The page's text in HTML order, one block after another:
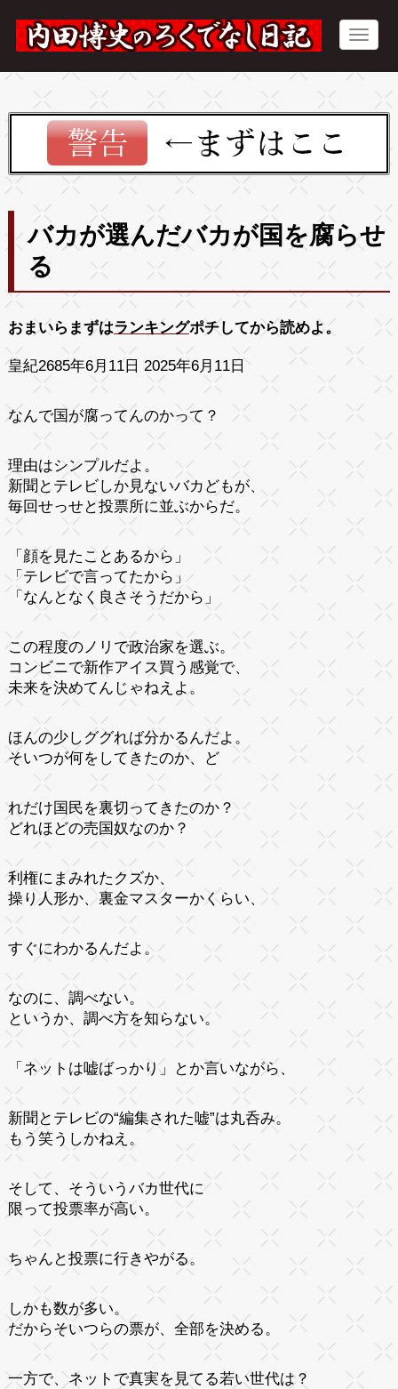
バカが選んだバカが国を腐らせ
る
おまいらまずはランキングポチしてから読めよ。
皇紀2685年6月11日 2025年6月11日
なんで国が腐ってんのかって？
理由はシンプルだよ。
新聞とテレビしか見ないバカどもが、
毎回せっせと投票所に並ぶからだ。
「顔を見たことあるから」
「テレビで言ってたから」
「なんとなく良さそうだから」
この程度のノリで政治家を選ぶ。
コンビニで新作アイス買う感覚で、
未来を決めてんじゃねえよ。
ほんの少しググれば分かるんだよ。
そいつが何をしてきたのか、ど
れだけ国民を裏切ってきたのか？
どれほどの売国奴なのか？
利権にまみれたクズか、
操り人形か、裏金マスターかくらい、
すぐにわかるんだよ。
なのに、調べない。
というか、調べ方を知らない。
「ネットは嘘ばっかり」とか言いながら、
新聞とテレビの“編集された嘘”は丸呑み。
もう笑うしかねえ。
そして、そういうバカ世代に
限って投票率が高い。
ちゃんと投票に行きやがる。
しかも数が多い。
だからそいつらの票が、全部を決める。
一方で、ネットで真実を見てる若い世代は？